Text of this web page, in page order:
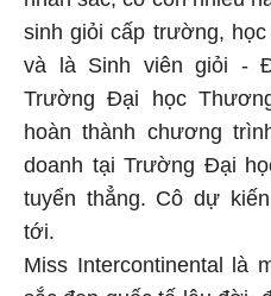
sinh giỏi cấp trường,
và là Sinh viên giỏi -
Trường Đại học
hoàn thành chương
doanh tại Trường Đại
tuyển thẳng. Cô dự
tới.
Miss Intercontinental là